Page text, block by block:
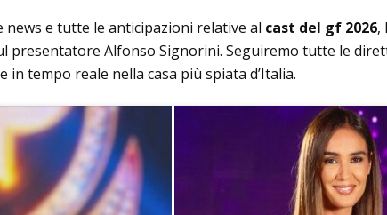
e tutte le anticipazioni relative al cast del gf 2026,
Alfonso Signorini. Seguiremo tutte le
tempo reale nella casa più spiata d’Italia.